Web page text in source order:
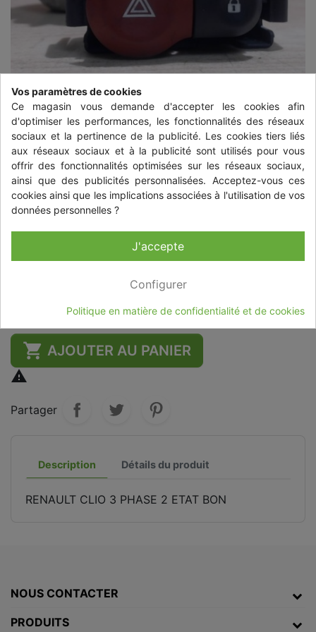
 
BOUTON DE WARNING RENAULT
CLIO 3 PHASE 2
- +
 AJOUTER AU PANIER

Partager
Description Détails du produit
RENAULT CLIO 3 PHASE 2 ETAT BON
NOUS CONTACTER
PRODUITS
Vos paramètres de cookies
Ce magasin vous demande d'accepter les cookies afin
d'optimiser les performances, les fonctionnalités des réseaux
sociaux et la pertinence de la publicité. Les cookies tiers liés
aux réseaux sociaux et à la publicité sont utilisés pour vous
offrir des fonctionnalités optimisées sur les réseaux sociaux,
ainsi que des publicités personnalisées. Acceptez-vous ces
cookies ainsi que les implications associées à l'utilisation de vos
données personnelles ?
J'accepte
Configurer
Politique en matière de confidentialité et de cookies